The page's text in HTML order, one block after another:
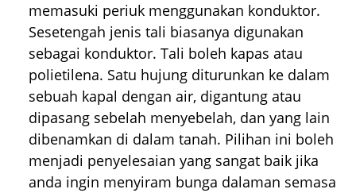
memasuki periuk menggunakan konduktor.
Sesetengah jenis tali biasanya digunakan
sebagai konduktor. Tali boleh kapas atau
polietilena. Satu hujung diturunkan ke dalam
sebuah kapal dengan air, digantung atau
dipasang sebelah menyebelah, dan yang lain
dibenamkan di dalam tanah. Pilihan ini boleh
menjadi penyelesaian yang sangat baik jika
anda ingin menyiram bunga dalaman semasa